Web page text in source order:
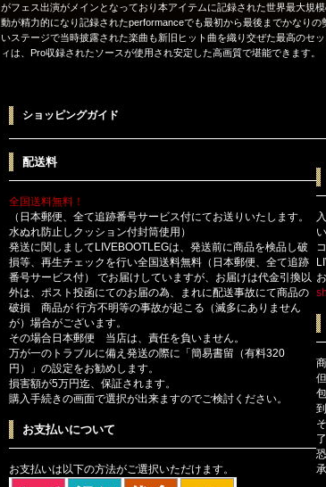
がフェス出演がメインとなっており本アイテムに記録された世界最大規
動が精力的になり記録されたperformanceでも最初から最後までかなり
いステージで当時披露された楽曲も新旧ヒット曲を織り交ぜた最高のセ
ィは、Pro収録されたソースが使用され安定した高画質で堪能できま
ショッピングガイド
配送料
全国送料無料！
（日本郵便、全て追跡番号サービス付にてお送りいたします。
水ぬれ防止しクッション付封筒使用）
発送に関しましてLIVEBOOTLEGは、発送前に商品を検品し破
損等、再生チェックを行い全国送料無料（日本郵便、全て追跡
番号サービス付） でお届けしていますが、お届けは代金引換以
外は、ポスト投函にてのお届の為、まれに配送事故にて商品の
破損 商品が 行方不明等の事故が起こる（滅多にありません
が）場合がございます。
その場合日本郵便 当店は、責任を負いません。
万が一のトラブルに備え発送の際に「簡易書留（有料320
円）」の設定をお勧めします。
損害額が5万円迄、保証されます。
購入手続きの画面で選択が出来ますのでご検討ください。
お支払いについて
お支払いは以下の方法がご選択いただけます。
い